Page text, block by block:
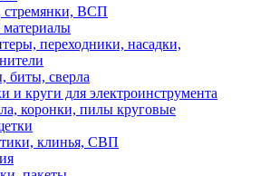
стремянки, ВСП
материалы
переходники, насадки,
биты, сверла
и круги для электроинструмента
коронки, пилы круговые
клинья, СВП